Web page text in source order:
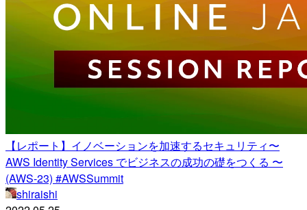
【レポート】イノベーションを加速するセキュリティ〜
AWS Identity Services でビジネスの成功の礎をつくる 〜
(AWS-23) #AWSSummit
shiraishi